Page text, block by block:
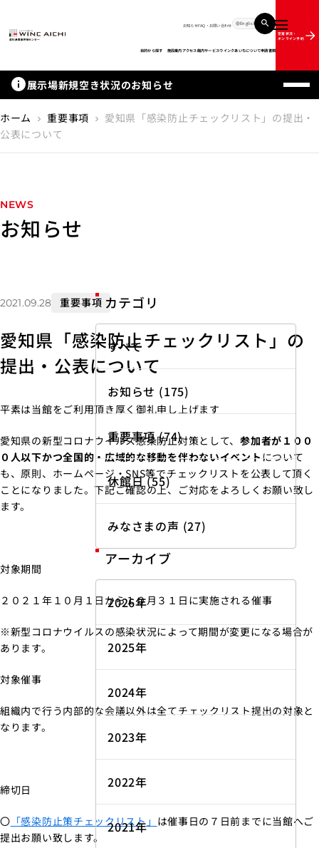
メニュー
お知らせFAQ・お問い合わせ English
目的から探す 施設案内アクセス館内サービスウインクあいちについて申請書類
空室状況・
オンライン予約
info展示場新規空き状況のお知らせ
ホーム chevron_right 重要事項 chevron_right
愛知県「感染防止チェックリスト」の提出・
公表について
NEWS
お知らせ
2021.09.28 重要事項
愛知県「感染防止チェックリスト」の
提出・公表について
平素は当館をご利用頂き厚く御礼申し上げます
愛知県の新型コロナウイルス感染防止対策として、参加者が１００
０人以下かつ全国的・広域的な移動を伴わないイベントについて
も、原則、ホームページ・SNS等でチェックリストを公表して頂く
ことになりました。下記ご確認の上、ご対応をよろしくお願い致し
ます。
対象期間
２０２１年１０月１日から１０月３１日に実施される催事
※新型コロナウイルスの感染状況によって期間が変更になる場合が
あります。
対象催事
組織内で行う内部的な会議以外は全てチェックリスト提出の対象と
なります。
締切日
〇 「感染防止策チェックリスト 」 は催事日の７日前までに当館へご
提出お願い致します。
カテゴリ
すべて
お知らせ (175)
重要事項 (74)
休館日 (55)
みなさまの声 (27)
アーカイブ
2026年
2025年
2024年
2023年
2022年
2021年